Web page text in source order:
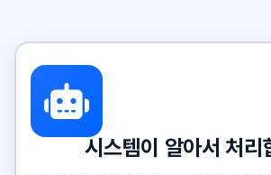
시스템이 알아서 처리